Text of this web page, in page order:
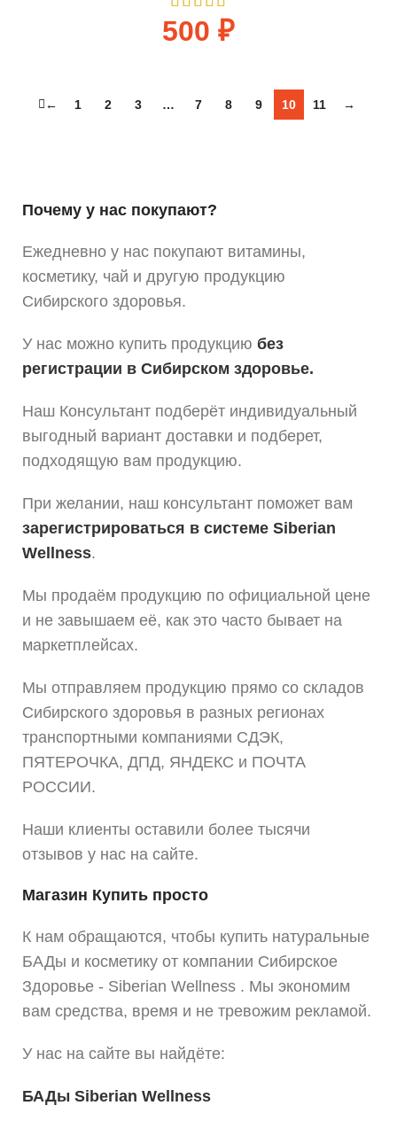
500 ₽
← 1 2 3 … 7 8 9 10 11 →
Почему у нас покупают?
Ежедневно у нас покупают витамины,
косметику, чай и другую продукцию
Сибирского здоровья.
У нас можно купить продукцию без
регистрации в Сибирском здоровье.
Наш Консультант подберёт индивидуальный
выгодный вариант доставки и подберет,
подходящую вам продукцию.
При желании, наш консультант поможет вам
зарегистрироваться в системе Siberian
Wellness.
Мы продаём продукцию по официальной цене
и не завышаем её, как это часто бывает на
маркетплейсах.
Мы отправляем продукцию прямо со складов
Сибирского здоровья в разных регионах
транспортными компаниями СДЭК,
ПЯТЕРОЧКА, ДПД, ЯНДЕКС и ПОЧТА
РОССИИ.
Наши клиенты оставили более тысячи
отзывов у нас на сайте.
Магазин Купить просто
К нам обращаются, чтобы купить натуральные
БАДы и косметику от компании Сибирское
Здоровье - Siberian Wellness . Мы экономим
вам средства, время и не тревожим рекламой.
У нас на сайте вы найдёте:
БАДы Siberian Wellness